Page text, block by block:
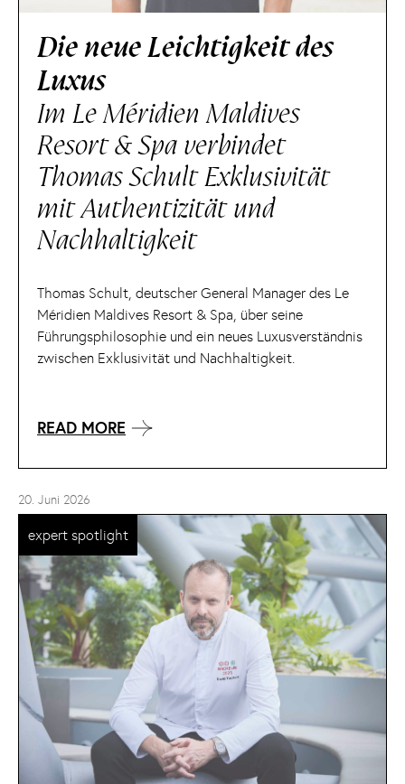
Die neue Leichtigkeit des
Luxus
Im Le Méridien Maldives
Resort & Spa verbindet
Thomas Schult Exklusivität
mit Authentizität und
Nachhaltigkeit
Thomas Schult, deutscher General Manager des Le
Méridien Maldives Resort & Spa, über seine
Führungsphilosophie und ein neues Luxusverständnis
zwischen Exklusivität und Nachhaltigkeit.
READ MORE
20. Juni 2026
expert spotlight